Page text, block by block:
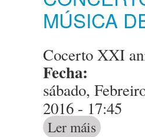
MÚSICA
Cocerto XXI
Fecha:
sábado,
2016 - 17:45
Ler máis acerca de